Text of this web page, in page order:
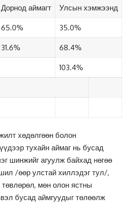
Дорнод аймагт Улсын хэмжээнд
65.0% 35.0%
31.6% 68.4%
103.4%
хөдөлгөөн болон
тухайн аймаг нь бусад
шинжийг агуулж байхад нөгөө
/өөр улстай хиллэдэг тул/,
мөн олон ястны
бусад аймгуудыг төлөөлж